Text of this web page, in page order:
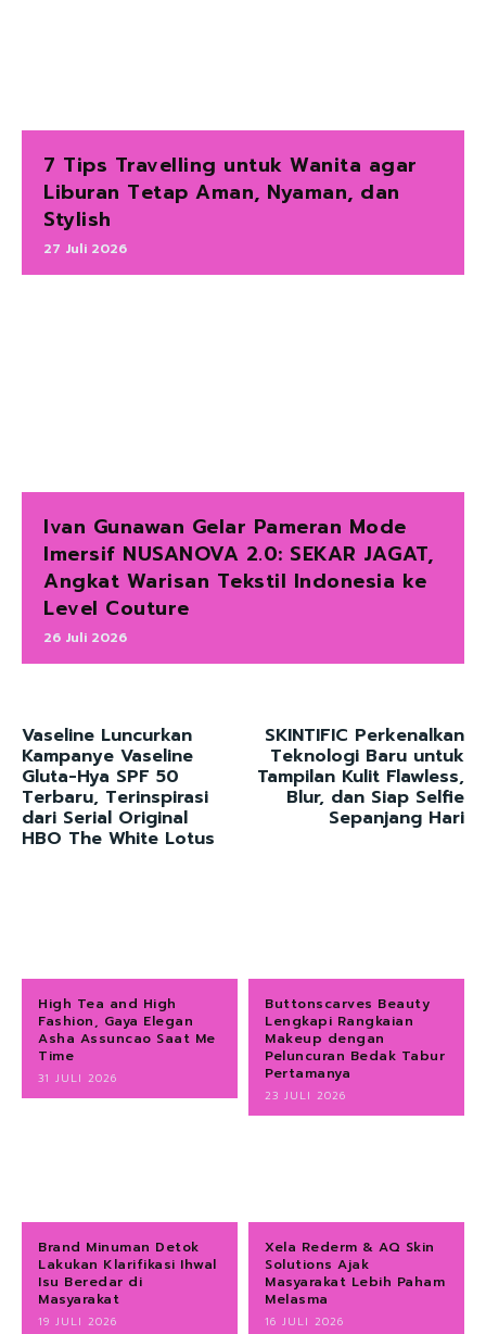
7 Tips Travelling untuk Wanita agar
Liburan Tetap Aman, Nyaman, dan
Stylish
27 Juli 2026
Ivan Gunawan Gelar Pameran Mode
Imersif NUSANOVA 2.0: SEKAR JAGAT,
Angkat Warisan Tekstil Indonesia ke
Level Couture
26 Juli 2026
Vaseline Luncurkan
Kampanye Vaseline
Gluta-Hya SPF 50
Terbaru, Terinspirasi
dari Serial Original
HBO The White Lotus
SKINTIFIC Perkenalkan
Teknologi Baru untuk
Tampilan Kulit Flawless,
Blur, dan Siap Selfie
Sepanjang Hari
High Tea and High
Fashion, Gaya Elegan
Asha Assuncao Saat Me
Time
31 JULI 2026
Buttonscarves Beauty
Lengkapi Rangkaian
Makeup dengan
Peluncuran Bedak Tabur
Pertamanya
23 JULI 2026
Brand Minuman Detok
Lakukan Klarifikasi Ihwal
Isu Beredar di
Masyarakat
19 JULI 2026
Xela Rederm & AQ Skin
Solutions Ajak
Masyarakat Lebih Paham
Melasma
16 JULI 2026